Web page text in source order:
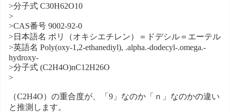
>分子式 C30H62O10
>
>CAS番号 9002-92-0
>日本語名 ポリ（オキシエチレン）＝ドデシル＝エーテル
>英語名 Poly(oxy-1,2-ethanediyl), .alpha.-dodecyl-.omega.-
hydroxy-
>分子式 (C2H4O)nC12H26O
>
（C2H4O）の重合度が、「9」なのか「ｎ」なのかの違い
と推測します。